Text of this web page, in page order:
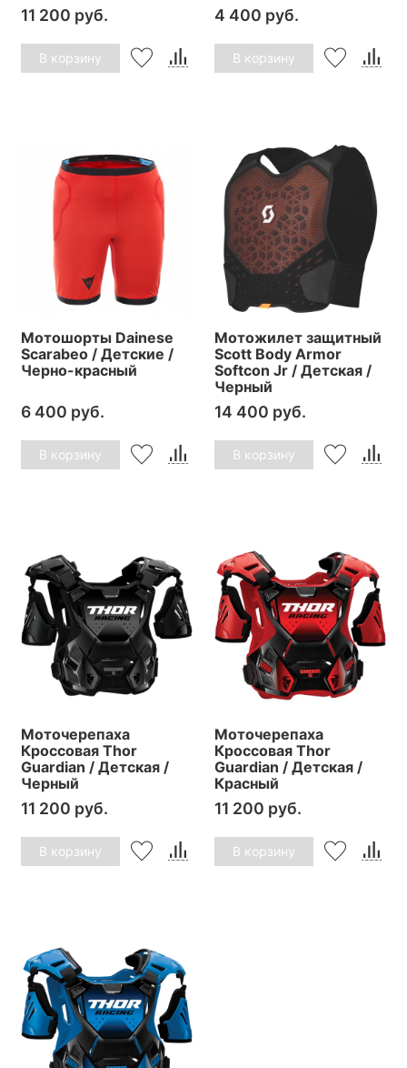
11 200 руб.
В корзину
4 400 руб.
В корзину
Мотошорты Dainese
Scarabeo / Детские /
Черно-красный
6 400 руб.
В корзину
Мотожилет защитный
Scott Body Armor
Softcon Jr / Детская /
Черный
14 400 руб.
В корзину
Моточерепаха
Кроссовая Thor
Guardian / Детская /
Черный
11 200 руб.
В корзину
Моточерепаха
Кроссовая Thor
Guardian / Детская /
Красный
11 200 руб.
В корзину